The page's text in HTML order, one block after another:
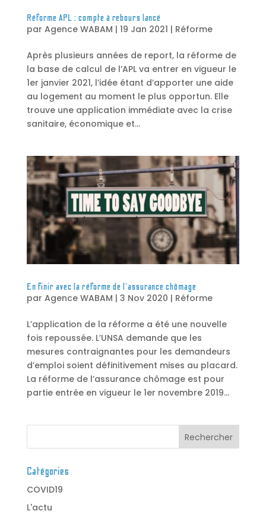
Réforme APL : compte à rebours lancé
par Agence WABAM | 19 Jan 2021 | Réforme
Après plusieurs années de report, la réforme de
la base de calcul de l’APL va entrer en vigueur le
1er janvier 2021, l’idée étant d’apporter une aide
au logement au moment le plus opportun. Elle
trouve une application immédiate avec la crise
sanitaire, économique et...
En finir avec la réforme de l’assurance chômage
par Agence WABAM | 3 Nov 2020 | Réforme
L’application de la réforme a été une nouvelle
fois repoussée. L’UNSA demande que les
mesures contraignantes pour les demandeurs
d’emploi soient définitivement mises au placard.
La réforme de l’assurance chômage est pour
partie entrée en vigueur le 1er novembre 2019...
Catégories
COVID19
L'actu